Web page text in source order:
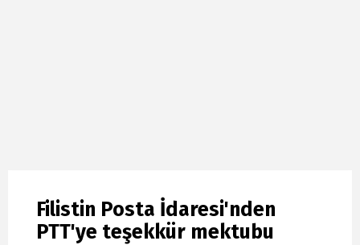
Filistin Posta İdaresi'nden
PTT'ye teşekkür mektubu